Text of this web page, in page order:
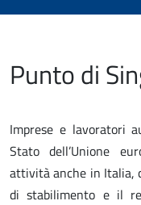
Punto di
Imprese e lavoratori
Stato dell’Unione
attività anche in Italia,
di stabilimento e il